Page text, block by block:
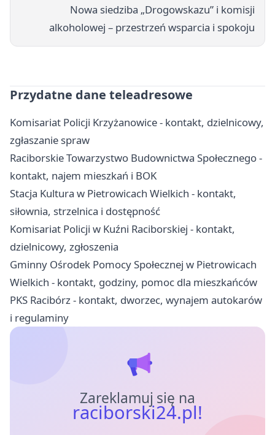
Nowa siedziba „Drogowskazu” i komisji
alkoholowej – przestrzeń wsparcia i spokoju
Przydatne dane teleadresowe
Komisariat Policji Krzyżanowice - kontakt, dzielnicowy,
zgłaszanie spraw
Raciborskie Towarzystwo Budownictwa Społecznego -
kontakt, najem mieszkań i BOK
Stacja Kultura w Pietrowicach Wielkich - kontakt,
siłownia, strzelnica i dostępność
Komisariat Policji w Kuźni Raciborskiej - kontakt,
dzielnicowy, zgłoszenia
Gminny Ośrodek Pomocy Społecznej w Pietrowicach
Wielkich - kontakt, godziny, pomoc dla mieszkańców
PKS Racibórz - kontakt, dworzec, wynajem autokarów
i regulaminy
Zareklamuj się na
raciborski24.pl!